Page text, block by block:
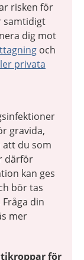
risken för
samtidigt
dig mot
och
privata
gravida,
du som
därför
kan ges
bör tas
din
mer
för